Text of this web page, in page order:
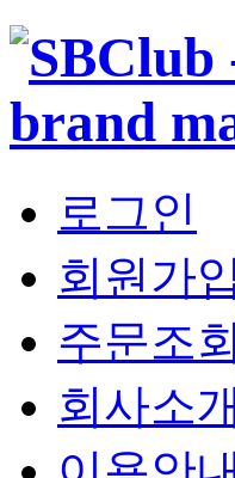
로그인
회원가입
주문조회
회사소